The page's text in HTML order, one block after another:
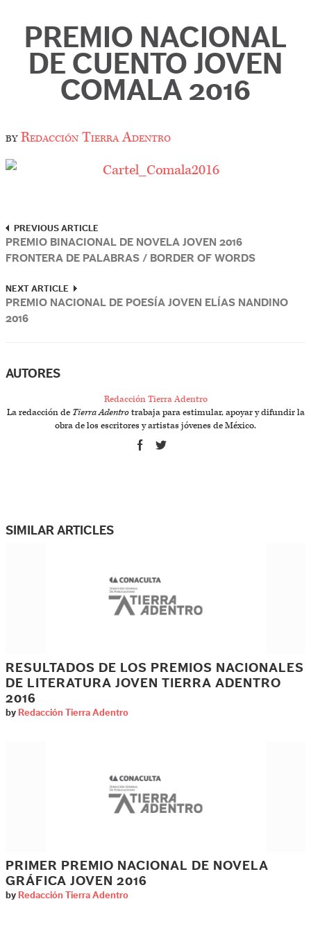
PREMIO NACIONAL
DE CUENTO JOVEN
COMALA 2016
byRedacción Tierra Adentro
PREVIOUS ARTICLE
PREMIO BINACIONAL DE NOVELA JOVEN 2016
FRONTERA DE PALABRAS / BORDER OF WORDS
NEXT ARTICLE
PREMIO NACIONAL DE POESÍA JOVEN ELÍAS NANDINO
2016
AUTORES
Redacción Tierra Adentro
La redacción de Tierra Adentrotrabaja para estimular, apoyar y difundir la
obra de los escritores y artistas jóvenes de México.
SIMILAR ARTICLES
RESULTADOS DE LOS PREMIOS NACIONALES
DE LITERATURA JOVEN TIERRA ADENTRO
2016
by Redacción Tierra Adentro
PRIMER PREMIO NACIONAL DE NOVELA
GRÁFICA JOVEN 2016
by Redacción Tierra Adentro